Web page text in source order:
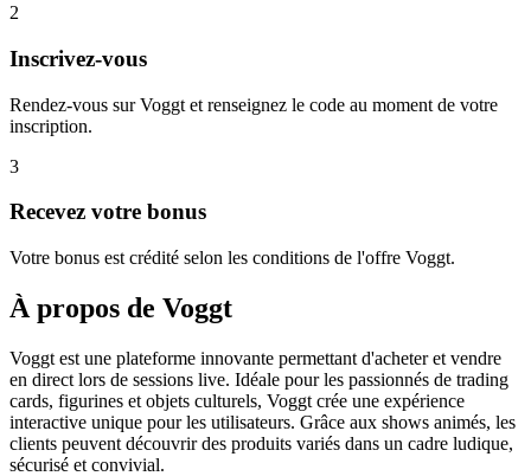
2
Inscrivez-vous
Rendez-vous sur Voggt et renseignez le code au moment de votre
inscription.
3
Recevez votre bonus
Votre bonus est crédité selon les conditions de l'offre Voggt.
À propos de Voggt
Voggt est une plateforme innovante permettant d'acheter et vendre
en direct lors de sessions live. Idéale pour les passionnés de trading
cards, figurines et objets culturels, Voggt crée une expérience
interactive unique pour les utilisateurs. Grâce aux shows animés, les
clients peuvent découvrir des produits variés dans un cadre ludique,
sécurisé et convivial.